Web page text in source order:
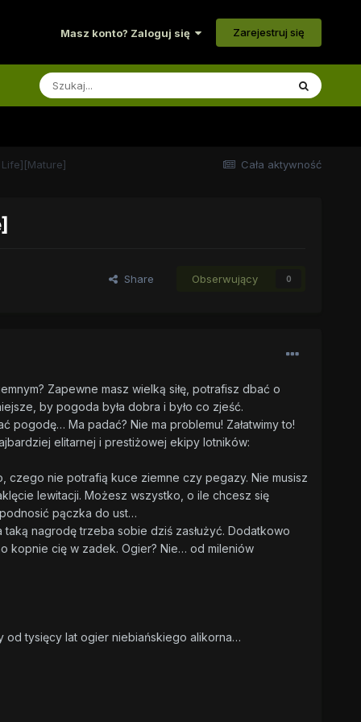
Masz konto? Zaloguj się Zarejestruj się
Cała aktywność
Share Obserwujący 0
Zapewne masz wielką siłę, potrafisz dbać o
by pogoda była dobra i było co zjeść.
pogodę… Ma padać? Nie ma problemu! Załatwimy to!
elitarnej i prestiżowej ekipy lotników:
czego nie potrafią kuce ziemne czy pegazy. Nie musisz
lewitacji. Możesz wszystko, o ile chcesz się
pączka do ust…
nagrodę trzeba sobie dziś zasłużyć. Dodatkowo
kopnie cię w zadek. Ogier? Nie… od mileniów
od tysięcy lat ogier niebiańskiego alikorna…